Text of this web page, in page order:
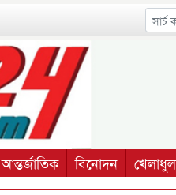
আন্তর্জাতিক বিনোদন